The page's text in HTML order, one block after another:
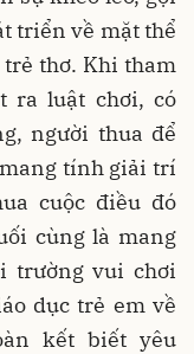
triển về mặt thể
thơ. Khi tham
ra luật chơi, có
người thua để
tính giải trí
cuộc điều đó
cùng là mang
trường vui chơi
dục trẻ em về
kết biết yêu